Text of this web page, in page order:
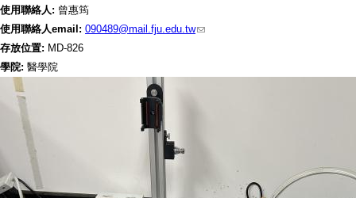
使用聯絡人: 曾惠筠
使用聯絡人email: 090489@mail.fju.edu.tw
存放位置: MD-826
學院: 醫學院